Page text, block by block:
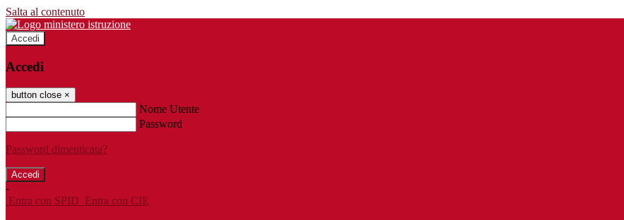
Salta al contenuto
Accedi
Accedi
button close ×
Nome Utente
Password
Password dimenticata?
-
Entra con SPID Entra con CIE